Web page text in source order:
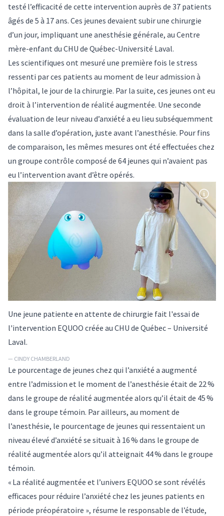
testé l’efficacité de cette intervention auprès de 37 patients
âgés de 5 à 17 ans. Ces jeunes devaient subir une chirurgie
d’un jour, impliquant une anesthésie générale, au Centre
mère-enfant du CHU de Québec-Université Laval.
Les scientifiques ont mesuré une première fois le stress
ressenti par ces patients au moment de leur admission à
l’hôpital, le jour de la chirurgie. Par la suite, ces jeunes ont eu
droit à l’intervention de réalité augmentée. Une seconde
évaluation de leur niveau d’anxiété a eu lieu subséquemment
dans la salle d’opération, juste avant l’anesthésie. Pour fins
de comparaison, les mêmes mesures ont été effectuées chez
un groupe contrôle composé de 64 jeunes qui n’avaient pas
eu l’intervention avant d’être opérés.
Une jeune patiente en attente de chirurgie fait l'essai de
l'intervention EQUOO créée au CHU de Québec – Université
Laval.
— CINDY CHAMBERLAND
Le pourcentage de jeunes chez qui l’anxiété a augmenté
entre l’admission et le moment de l’anesthésie était de 22 %
dans le groupe de réalité augmentée alors qu’il était de 45 %
dans le groupe témoin. Par ailleurs, au moment de
l’anesthésie, le pourcentage de jeunes qui ressentaient un
niveau élevé d’anxiété se situait à 16 % dans le groupe de
réalité augmentée alors qu’il atteignait 44 % dans le groupe
témoin.
« La réalité augmentée et l’univers EQUOO se sont révélés
efficaces pour réduire l’anxiété chez les jeunes patients en
période préopératoire », résume le responsable de l’étude,